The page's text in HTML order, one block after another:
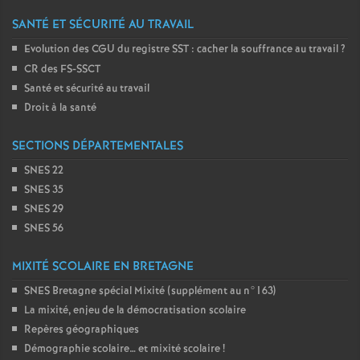
SANTÉ ET SÉCURITÉ AU TRAVAIL
Evolution des CGU du registre SST : cacher la souffrance au travail?
CR des FS-SSCT
Santé et sécurité au travail
Droit à la santé
SECTIONS DÉPARTEMENTALES
SNES 22
SNES 35
SNES 29
SNES 56
MIXITÉ SCOLAIRE EN BRETAGNE
SNES Bretagne spécial Mixité (supplément au n°163)
La mixité, enjeu de la démocratisation scolaire
Repères géographiques
Démographie scolaire… et mixité scolaire!